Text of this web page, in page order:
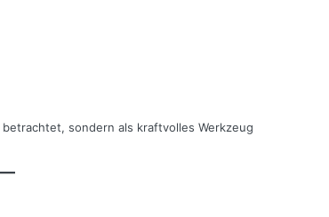
sondern als kraftvolles Werkzeug